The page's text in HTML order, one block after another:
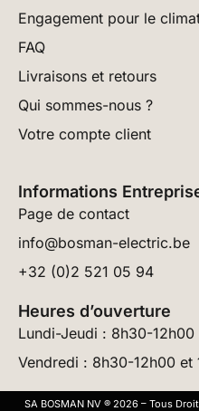
Engagement pour le
FAQ
Livraisons et retours
Qui sommes-nous ?
Votre compte client
Informations
Page de contact
info@bosman-electric.be
+32 (0)2 521 05 94
Heures d’ouverture
Lundi-Jeudi : 8h30-12h00
Vendredi : 8h30-12h00 et
SA BOSMAN NV ® 2026 – Tous